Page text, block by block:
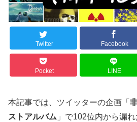
Twitter Facebook
Pocket LINE
本記事では、ツイッターの企画「
ストアルバム 」で102位内から漏